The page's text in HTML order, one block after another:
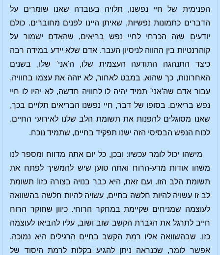
הפנימית של חיי נפשנו, תלויה בעובדה שאנו שומרים על
הדברים כתמונות נפשיות, שאיתן היינו לפנים מחוברים. כולם
יודעים שזה הכרחי לחיי נפש בריאים, שהאדם ישמור על
קוהרנטיות בין ההווה לניסיון העבר. אדם שלא יידע במידה רבה
כיצד התנהגה התודעה העצמית שלו, ה'אני' שלו, בשנים
האחרונות, כך שהוא, במבט לאחור, לא יזהה את עצמו בחוויה,
עבור אדם שה'אני' תמיד יהיה לו לחוויה חדשה, לא יהיו לו חיי
נפש בריאים. בסופו של דבר, חיי נפשנו הבריאים תלויים בכך,
שאנו מסוגלים להפנות את תשומת הלב שלנו לאירועי החיים.
לכוח הנפש הבסיסי הזה ישנו תפקיד בחיים, שתמיד נוכח.
מישהו יכול לומר עכשיו: ובכן, כל יום אתה מדווח ומספר לנו
משהו אודות מדע-הרוח ואתה טוען שיש להמשיך לפתח את
תשומת הלב הזו. ועם זאת, היא כבר בנויה בצורה כזו! תשומת
לב זו עשויה להיות חלשה בחיים, עשויה להיות חלשה בהשוואה
לעוצמה שמניחים שקיימת במחקר הרוחי. כיוון שחוקר הרוח
חייב לתרגל את הגברת הקשב שוב ושוב, עליו להביאו לעוצמה
כזו, שבהשוואה אליו רמת הקשב בחיים הרגילים היא נמוכה.
אפשר לומר, שכנראה ניתן להגיע בקלות לרמת היסוד של